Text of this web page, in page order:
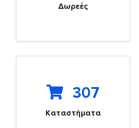
Δωρεές
307
Καταστήματα